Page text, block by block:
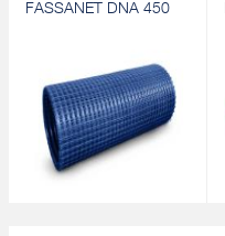
FASSANET DNA 450